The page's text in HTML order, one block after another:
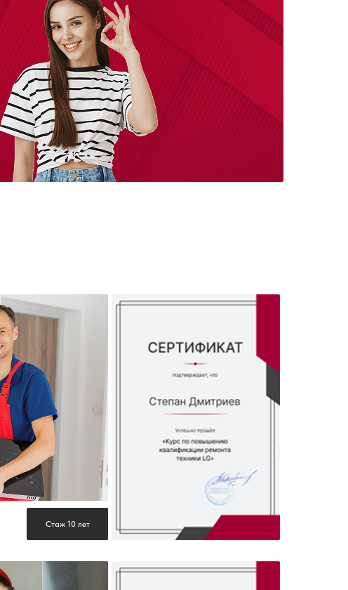
Стаж 10 лет